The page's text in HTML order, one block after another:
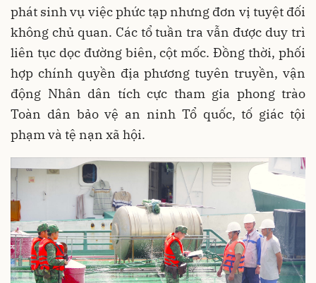
phát sinh vụ việc phức tạp nhưng đơn vị tuyệt đối
không chủ quan. Các tổ tuần tra vẫn được duy trì
liên tục dọc đường biên, cột mốc. Đồng thời, phối
hợp chính quyền địa phương tuyên truyền, vận
động Nhân dân tích cực tham gia phong trào
Toàn dân bảo vệ an ninh Tổ quốc, tố giác tội
phạm và tệ nạn xã hội.